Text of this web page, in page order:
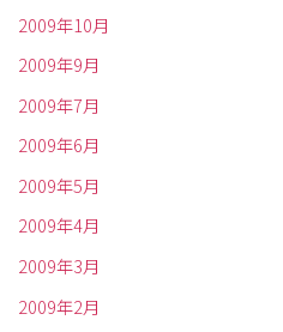
2009年10月
2009年9月
2009年7月
2009年6月
2009年5月
2009年4月
2009年3月
2009年2月